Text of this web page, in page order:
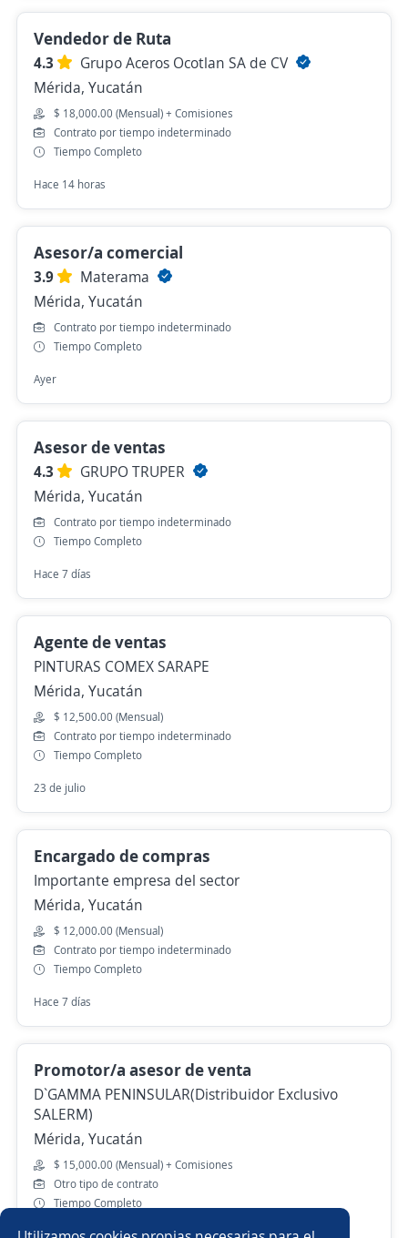
Vendedor de Ruta
4.3
Grupo Aceros Ocotlan SA de CV
Mérida, Yucatán
$ 18,000.00 (Mensual) + Comisiones
Contrato por tiempo indeterminado
Tiempo Completo
Hace 14 horas
Asesor/a comercial
3.9
Materama
Mérida, Yucatán
Contrato por tiempo indeterminado
Tiempo Completo
Ayer
Asesor de ventas
4.3
GRUPO TRUPER
Mérida, Yucatán
Contrato por tiempo indeterminado
Tiempo Completo
Hace 7 días
Agente de ventas
PINTURAS COMEX SARAPE
Mérida, Yucatán
$ 12,500.00 (Mensual)
Contrato por tiempo indeterminado
Tiempo Completo
23 de julio
Encargado de compras
Importante empresa del sector
Mérida, Yucatán
$ 12,000.00 (Mensual)
Contrato por tiempo indeterminado
Tiempo Completo
Hace 7 días
Promotor/a asesor de venta
D`GAMMA PENINSULAR(Distribuidor Exclusivo
SALERM)
Mérida, Yucatán
$ 15,000.00 (Mensual) + Comisiones
Otro tipo de contrato
Tiempo Completo